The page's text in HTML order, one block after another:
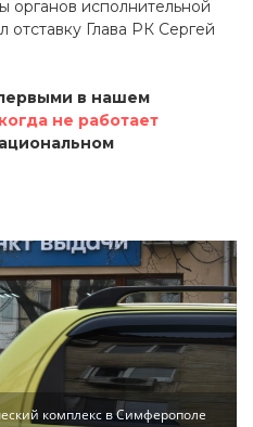
органов исполнительной
отставку Глава РК Сергей
в нашем
не работает
комплекс в Симферополе